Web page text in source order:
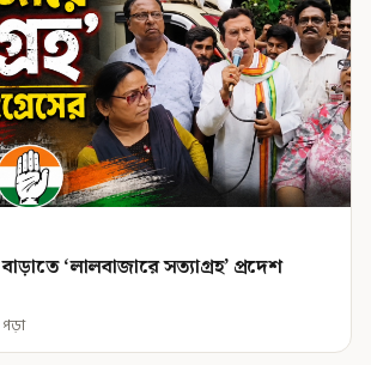
‘লালবাজারে সত্যাগ্রহ’ প্রদেশ
পড়া